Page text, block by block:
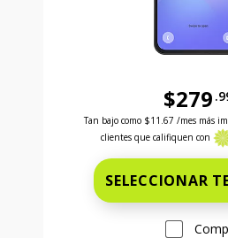
$279
Antes el precio era 279
Tan bajo como $11.67 /mes más
clientes que califiquen con
SELECCIONAR